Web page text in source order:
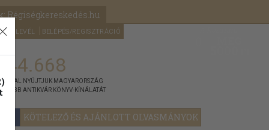
Régiségkereskedés.hu
HÍRLEVÉL BELÉPÉS/REGISZTRÁCIÓ
KÖTELEZŐ ÉS AJÁNLOTT OLVASMÁNYOK
NYÚJTJUK MAGYARORSZÁG
ANTIKVÁR KÖNYV-KÍNÁLATÁT